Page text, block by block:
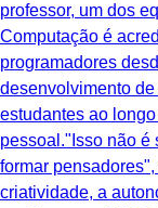
professor, um dos
Computação é
programadores
desenvolvimento
estudantes ao
pessoal."Isso não é
formar
criatividade, a